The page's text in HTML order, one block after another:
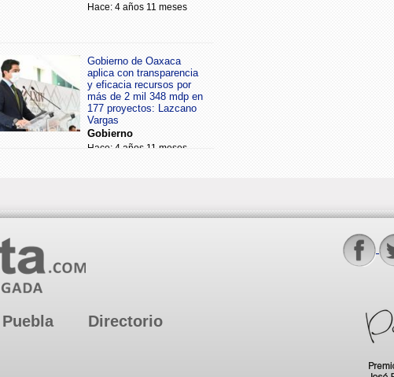
Hace: 4 años 11 meses
Gobierno de Oaxaca
aplica con transparencia
y eficacia recursos por
más de 2 mil 348 mdp en
177 proyectos: Lazcano
Vargas
Gobierno
Hace: 4 años 11 meses
Puebla Directorio